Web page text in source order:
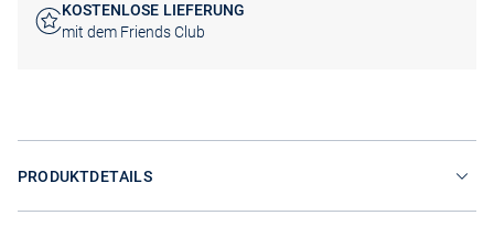
KOSTENLOSE LIEFERUNG
mit dem Friends Club
PRODUKTDETAILS